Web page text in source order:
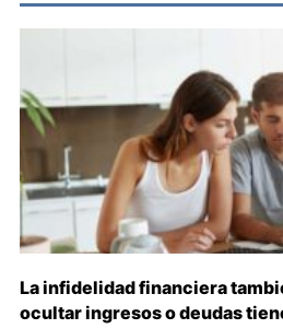
La infidelidad financiera
ocultar ingresos o deudas